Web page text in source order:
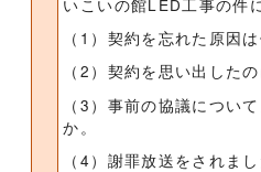
いこいの館LED工事の件
（1）契約を忘れた原因は
（2）契約を思い出した
（3）事前の協議につい
か。
（4）謝罪放送をされま